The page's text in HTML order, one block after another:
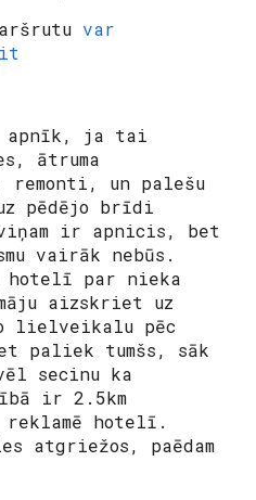
var
apnīk, ja tai
ātruma
remonti, un palešu
pēdējo brīdi
viņam ir apnicis, bet
vairāk nebūs.
hotelī par nieka
aizskriet uz
lielveikalu pēc
paliek tumšs, sāk
secinu ka
ir 2.5km
hotelī.
atgriežos, paēdam